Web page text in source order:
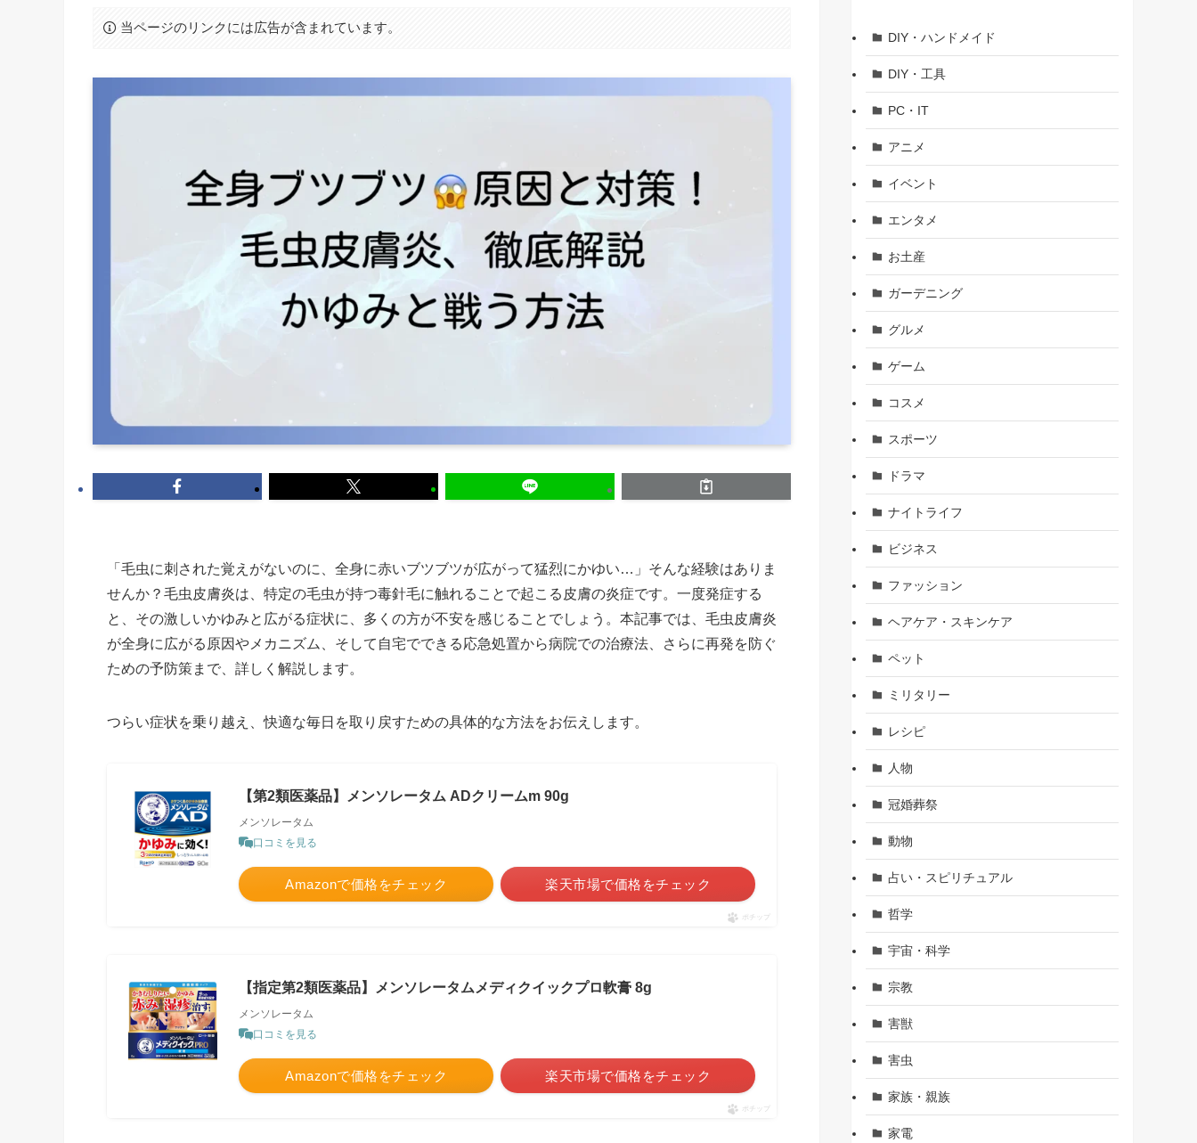
当ページのリンクには広告が含まれています。
「毛虫に刺された覚えがないのに、全身に赤いブツブツが広がって猛烈にかゆい…」そんな経験はありま
せんか？毛虫皮膚炎は、特定の毛虫が持つ毒針毛に触れることで起こる皮膚の炎症です。一度発症する
と、その激しいかゆみと広がる症状に、多くの方が不安を感じることでしょう。本記事では、毛虫皮膚炎
が全身に広がる原因やメカニズム、そして自宅でできる応急処置から病院での治療法、さらに再発を防ぐ
ための予防策まで、詳しく解説します。
つらい症状を乗り越え、快適な毎日を取り戻すための具体的な方法をお伝えします。
【第2類医薬品】メンソレータム ADクリームm 90g
メンソレータム
口コミを見る
Amazonで価格をチェック 楽天市場で価格をチェック
ポチップ
【指定第2類医薬品】メンソレータムメディクイックプロ軟膏 8g
メンソレータム
口コミを見る
Amazonで価格をチェック 楽天市場で価格をチェック
ポチップ
DIY・ハンドメイド
DIY・工具
PC・IT
アニメ
イベント
エンタメ
お土産
ガーデニング
グルメ
ゲーム
コスメ
スポーツ
ドラマ
ナイトライフ
ビジネス
ファッション
ヘアケア・スキンケア
ペット
ミリタリー
レシピ
人物
冠婚葬祭
動物
占い・スピリチュアル
哲学
宇宙・科学
宗教
害獣
害虫
家族・親族
家電